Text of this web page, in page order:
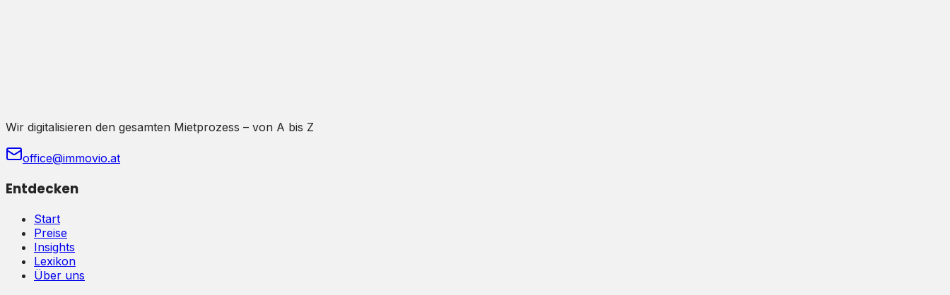
Wir digitalisieren den gesamten Mietprozess – von A bis Z
office@immovio.at
Entdecken
Start
Preise
Insights
Lexikon
Über uns